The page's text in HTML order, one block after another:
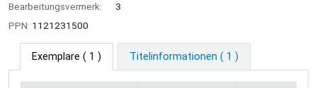
Bearbeitungsvermerk:
3
PPN: 1121231500
Exemplare ( 1 ) Titelinformationen ( 1 )